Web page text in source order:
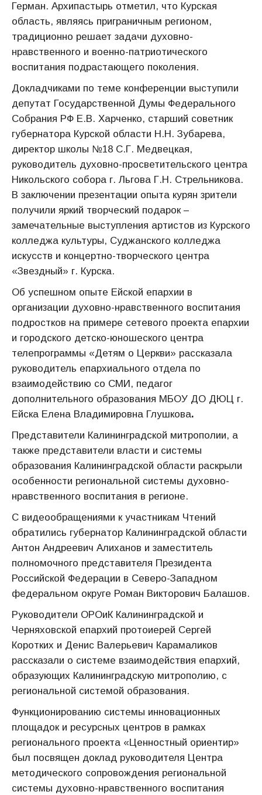
Герман. Архипастырь отметил, что Курская
область, являясь приграничным регионом,
традиционно решает задачи духовно-
нравственного и военно-патриотического
воспитания подрастающего поколения.
Докладчиками по теме конференции выступили
депутат Государственной Думы Федерального
Собрания РФ Е.В. Харченко, старший советник
губернатора Курской области Н.Н. Зубарева,
директор школы №18 С.Г. Медвецкая,
руководитель духовно-просветительского центра
Никольского собора г. Льгова Г.Н. Стрельникова.
В заключении презентации опыта курян зрители
получили яркий творческий подарок –
замечательные выступления артистов из Курского
колледжа культуры, Суджанского колледжа
искусств и концертно-творческого центра
«Звездный» г. Курска.
Об успешном опыте Ейской епархии в
организации духовно-нравственного воспитания
подростков на примере сетевого проекта епархии
и городского детско-юношеского центра
телепрограммы «Детям о Церкви» рассказала
руководитель епархиального отдела по
взаимодействию со СМИ, педагог
дополнительного образования МБОУ ДО ДЮЦ г.
Ейска Елена Владимировна Глушкова.
Представители Калининградской митрополии, а
также представители власти и системы
образования Калининградской области раскрыли
особенности региональной системы духовно-
нравственного воспитания в регионе.
С видеообращениями к участникам Чтений
обратились губернатор Калининградской области
Антон Андреевич Алиханов и заместитель
полномочного представителя Президента
Российской Федерации в Северо-Западном
федеральном округе Роман Викторович Балашов.
Руководители ОРОиК Калининградской и
Черняховской епархий протоиерей Сергей
Коротких и Денис Валерьевич Карамаликов
рассказали о системе взаимодействия епархий,
образующих Калининградскую митрополию, с
региональной системой образования.
Функционированию системы инновационных
площадок и ресурсных центров в рамках
регионального проекта «Ценностный ориентир»
был посвящен доклад руководителя Центра
методического сопровождения региональной
системы духовно-нравственного воспитания